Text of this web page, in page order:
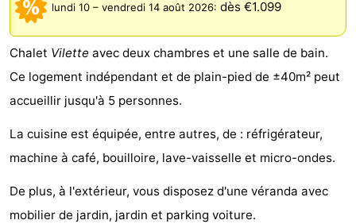
Meersee
Beach
Resort
Bad
De
-
Cadzand
Hoogduin
-
Noordzee
Résidence
-
Resort
-
lundi 10 – vendredi 14 août 2026: dès €1.099
Chalet Vilette avec deux chambres et une salle de bain.
Ce logement indépendant et de plain-pied de ±40m² peut
accueillir jusqu'à 5 personnes.
La cuisine est équipée, entre autres, de : réfrigérateur,
machine à café, bouilloire, lave-vaisselle et micro-ondes.
De plus, à l'extérieur, vous disposez d'une véranda avec
mobilier de jardin, jardin et parking voiture.